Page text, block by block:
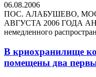
06.08.2006
ПОС. АЛАБУШЕВО,
АВГУСТА 2006 ГОДА
немедленного
В криохранилище
помещены два